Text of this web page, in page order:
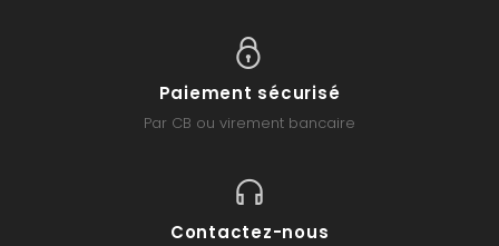
Paiement sécurisé
Par CB ou virement bancaire
Contactez-nous